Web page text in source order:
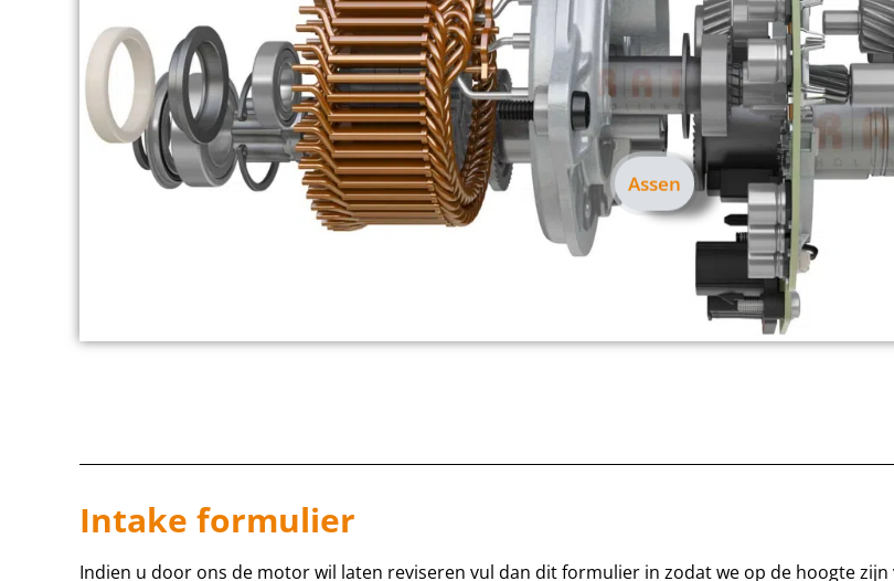
Assen
Intake formulier
Indien u door ons de motor wil laten reviseren vul dan dit formulier in zodat we op de hoogte